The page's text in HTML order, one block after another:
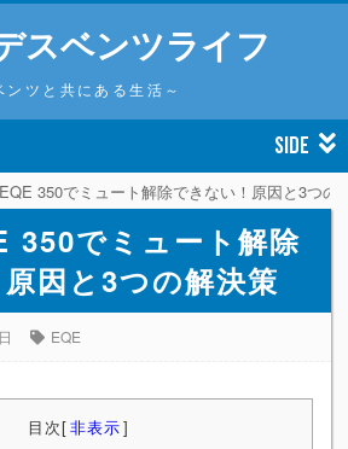
スベンツライフ
ンツと共にある生活～
SIDE
350でミュート解除できない！原因と3つの
350でミュート解除
因と3つの解決策
EQE
目次[非表示]